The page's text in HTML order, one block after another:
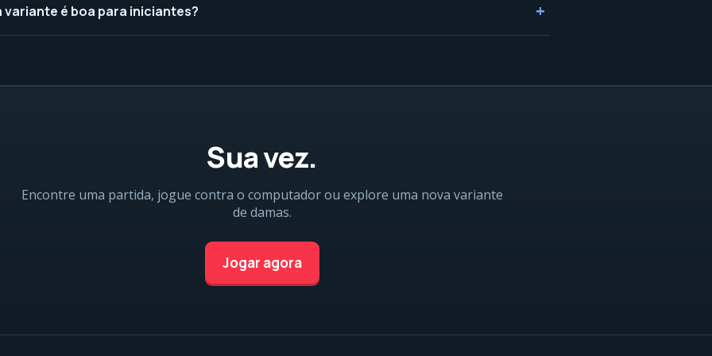
variante é boa para iniciantes?
Sua vez.
Encontre uma partida, jogue contra o computador ou explore uma nova variante
de damas.
Jogar agora